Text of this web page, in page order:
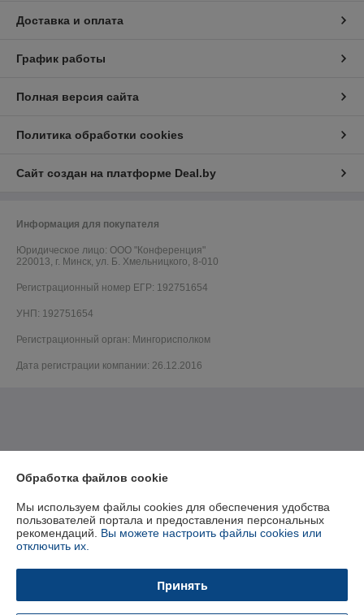
Доставка и оплата
График работы
Полная версия сайта
Политика обработки cookies
Сайт создан на платформе Deal.by
Информация для покупателя
Юридическое лицо: ООО "Конференция"
220013, г. Минск, ул. Б. Хмельницкого, 8-010
Регистрационный номер ЕГР: 192751654
УНП: 192751654
Регистрационный орган: Мингорисполком
Дата регистрации компании: 26.12.2016
Обработка файлов cookie
Мы используем файлы cookies для обеспечения удобства
пользователей портала и предоставления персональных
рекомендаций. Вы можете настроить файлы cookies или
отключить их.
Принять